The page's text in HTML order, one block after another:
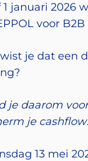
1 januari 2026
voor
je dat een
je daarom
je
13 mei